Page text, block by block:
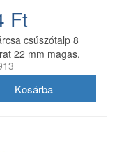
Ft
csúszótalp 8
22 mm magas,
utángyártott